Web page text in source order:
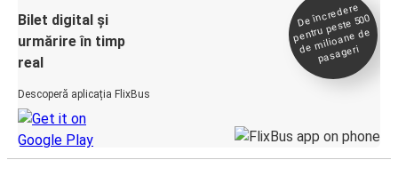
Bilet digital și
urmărire în timp
real
Descoperă aplicația FlixBus
De încredere
pentru peste 500
de
milioane de
pasageri